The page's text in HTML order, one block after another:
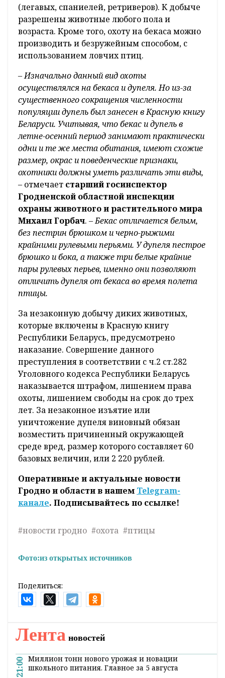
(легавых, спаниелей, ретриверов). К добыче
разрешены животные любого пола и
возраста. Кроме того, охоту на бекаса можно
производить и безружейным способом, с
использованием ловчих птиц.
– Изначально данный вид охоты
осуществлялся на бекаса и дупеля. Но из-за
существенного сокращения численности
популяции дупель был занесен в Красную книгу
Беларуси. Учитывая, что бекас и дупель в
летне-осенний период занимают практически
одни и те же места обитания, имеют схожие
размер, окрас и поведенческие признаки,
охотники должны уметь различать эти виды,
– отмечает старший госинспектор
Гродненской областной инспекции
охраны животного и растительного мира
Михаил Горбач. – Бекас отличается белым,
без пестрин брюшком и черно-рыжими
крайними рулевыми перьями. У дупеля пестрое
брюшко и бока, а также три белые крайние
пары рулевых перьев, именно они позволяют
отличить дупеля от бекаса во время полета
птицы.
За незаконную добычу диких животных,
которые включены в Красную книгу
Республики Беларусь, предусмотрено
наказание. Совершение данного
преступления в соответствии с ч.2 ст.282
Уголовного кодекса Республики Беларусь
наказывается штрафом, лишением права
охоты, лишением свободы на срок до трех
лет. За незаконное изъятие или
уничтожение дупеля виновный обязан
возместить причиненный окружающей
среде вред, размер которого составляет 60
базовых величин, или 2 220 рублей.
Оперативные и актуальные новости
Гродно и области в нашем Telegram-
канале. Подписывайтесь по ссылке!
#новости гродно #охота #птицы
Фото:из открытых источников
Поделиться:
Лента новостей
21:00 Миллион тонн нового урожая и новации
школьного питания. Главное за 5 августа